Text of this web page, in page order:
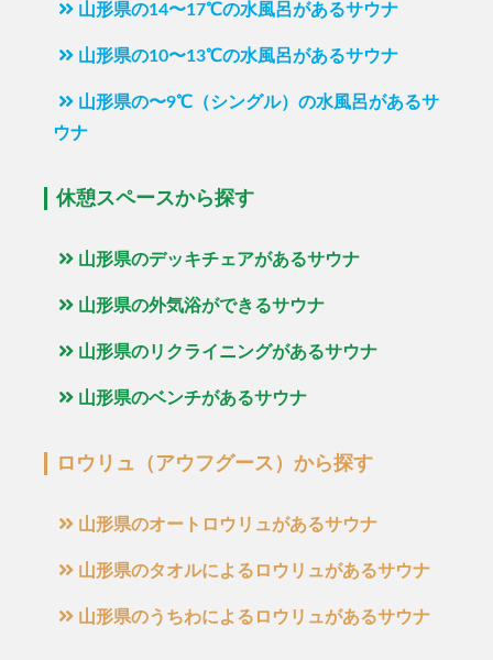
山形県の14〜17℃の水風呂があるサウナ
山形県の10〜13℃の水風呂があるサウナ
山形県の〜9℃（シングル）の水風呂があるサ
ウナ
休憩スペースから探す
山形県のデッキチェアがあるサウナ
山形県の外気浴ができるサウナ
山形県のリクライニングがあるサウナ
山形県のベンチがあるサウナ
ロウリュ（アウフグース）から探す
山形県のオートロウリュがあるサウナ
山形県のタオルによるロウリュがあるサウナ
山形県のうちわによるロウリュがあるサウナ